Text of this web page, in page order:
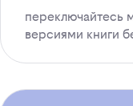
переключайтесь
версиями книги